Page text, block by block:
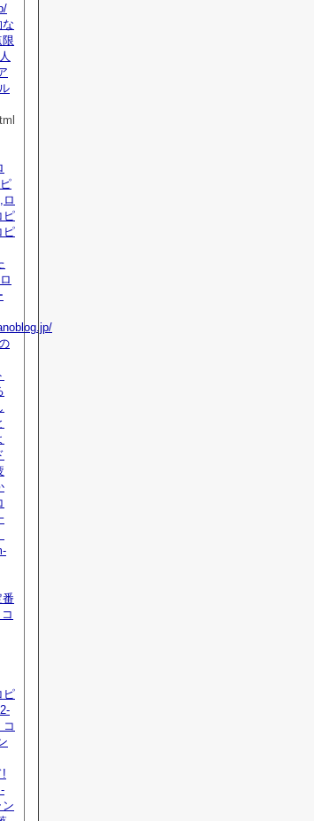
ピ
ピ
ピ
!